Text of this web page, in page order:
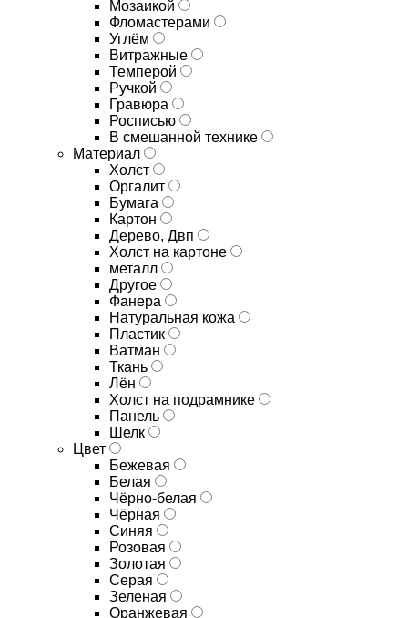
Мозаикой
Фломастерами
Углём
Витражные
Темперой
Ручкой
Гравюра
Росписью
В смешанной технике
Материал
Холст
Оргалит
Бумага
Картон
Дерево, Двп
Холст на картоне
металл
Другое
Фанера
Натуральная кожа
Пластик
Ватман
Ткань
Лён
Холст на подрамнике
Панель
Шелк
Цвет
Бежевая
Белая
Чёрно-белая
Чёрная
Синяя
Розовая
Золотая
Серая
Зеленая
Оранжевая